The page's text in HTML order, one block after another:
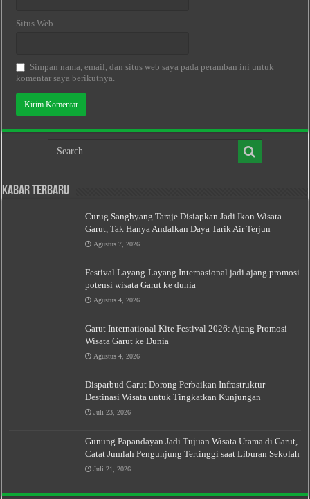
Situs Web
Simpan nama, email, dan situs web saya pada peramban ini untuk
komentar saya berikutnya.
Kabar Terbaru
Curug Sanghyang Taraje Disiapkan Jadi Ikon Wisata
Garut, Tak Hanya Andalkan Daya Tarik Air Terjun
Agustus 7, 2026
Festival Layang-Layang Internasional jadi ajang promosi
potensi wisata Garut ke dunia
Agustus 4, 2026
Garut International Kite Festival 2026: Ajang Promosi
Wisata Garut ke Dunia
Agustus 4, 2026
Disparbud Garut Dorong Perbaikan Infrastruktur
Destinasi Wisata untuk Tingkatkan Kunjungan
Juli 23, 2026
Gunung Papandayan Jadi Tujuan Wisata Utama di Garut,
Catat Jumlah Pengunjung Tertinggi saat Liburan Sekolah
Juli 21, 2026